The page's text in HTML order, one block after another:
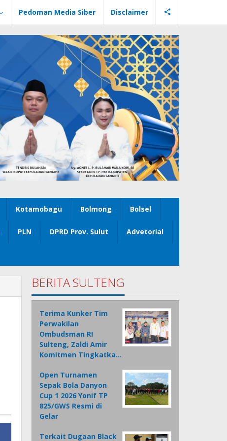
Pedoman Media Siber Disclaimer
Kotamobagu Bolmong Bolsel
PLN DPRD Prov. Sulut Advetorial
BERITA SULTENG
Terima Kunker Tim
Perwakilan
Ombudsman RI
Sulteng, Zaldi Amir
Komitmen Tingkatka…
Open Turnamen
Sepak Bola Danyon
Cup 1 2026 Yonif TP
825/GWS Resmi di
Gelar
Terkait Dugaan Black